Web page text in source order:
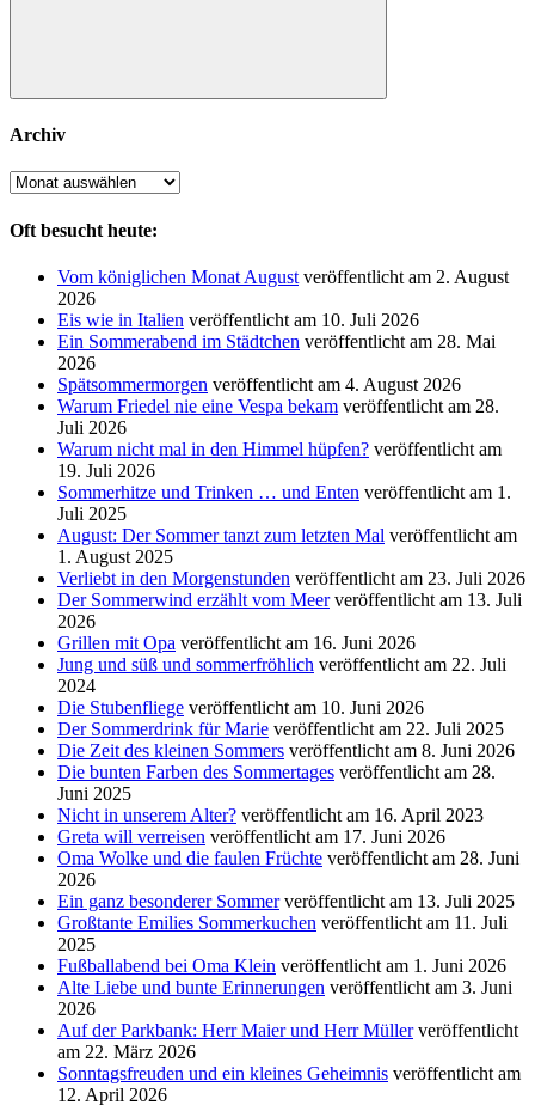
Suchen
Archiv
Archiv
Oft besucht heute:
Vom königlichen Monat August veröffentlicht am 2. August
2026
Eis wie in Italien veröffentlicht am 10. Juli 2026
Ein Sommerabend im Städtchen veröffentlicht am 28. Mai
2026
Spätsommermorgen veröffentlicht am 4. August 2026
Warum Friedel nie eine Vespa bekam veröffentlicht am 28.
Juli 2026
Warum nicht mal in den Himmel hüpfen? veröffentlicht am
19. Juli 2026
Sommerhitze und Trinken … und Enten veröffentlicht am 1.
Juli 2025
August: Der Sommer tanzt zum letzten Mal veröffentlicht am
1. August 2025
Verliebt in den Morgenstunden veröffentlicht am 23. Juli 2026
Der Sommerwind erzählt vom Meer veröffentlicht am 13. Juli
2026
Grillen mit Opa veröffentlicht am 16. Juni 2026
Jung und süß und sommerfröhlich veröffentlicht am 22. Juli
2024
Die Stubenfliege veröffentlicht am 10. Juni 2026
Der Sommerdrink für Marie veröffentlicht am 22. Juli 2025
Die Zeit des kleinen Sommers veröffentlicht am 8. Juni 2026
Die bunten Farben des Sommertages veröffentlicht am 28.
Juni 2025
Nicht in unserem Alter? veröffentlicht am 16. April 2023
Greta will verreisen veröffentlicht am 17. Juni 2026
Oma Wolke und die faulen Früchte veröffentlicht am 28. Juni
2026
Ein ganz besonderer Sommer veröffentlicht am 13. Juli 2025
Großtante Emilies Sommerkuchen veröffentlicht am 11. Juli
2025
Fußballabend bei Oma Klein veröffentlicht am 1. Juni 2026
Alte Liebe und bunte Erinnerungen veröffentlicht am 3. Juni
2026
Auf der Parkbank: Herr Maier und Herr Müller veröffentlicht
am 22. März 2026
Sonntagsfreuden und ein kleines Geheimnis veröffentlicht am
12. April 2026